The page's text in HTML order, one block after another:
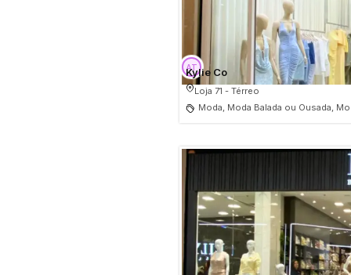
Kylie Co
Loja 71 - Térreo
Moda, Moda Balada ou Ousada,